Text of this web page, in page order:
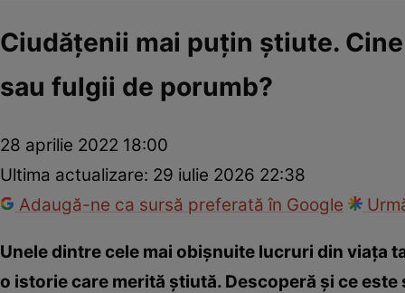
Ciudăţenii mai puţin ştiute.
sau fulgii de porumb?
28 aprilie 2022 18:00
Ultima actualizare: 29 iulie 2026 22:38
Adaugă-ne ca sursă preferată în Google
Unele dintre cele mai obişnuite lucruri din viaţa
o istorie care merită ştiută. Descoperă şi ce